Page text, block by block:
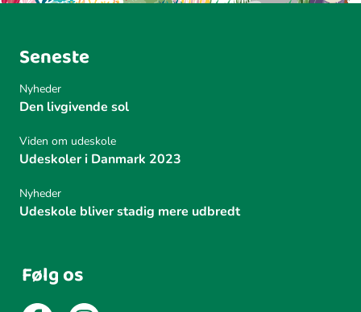
Seneste
Nyheder
Den livgivende sol
Viden om udeskole
Udeskoler i Danmark 2023
Nyheder
Udeskole bliver stadig mere udbredt
Følg os